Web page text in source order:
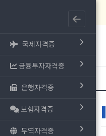
국제자격증
금융투자자격증
은행자격증
보험자격증
무역자격증